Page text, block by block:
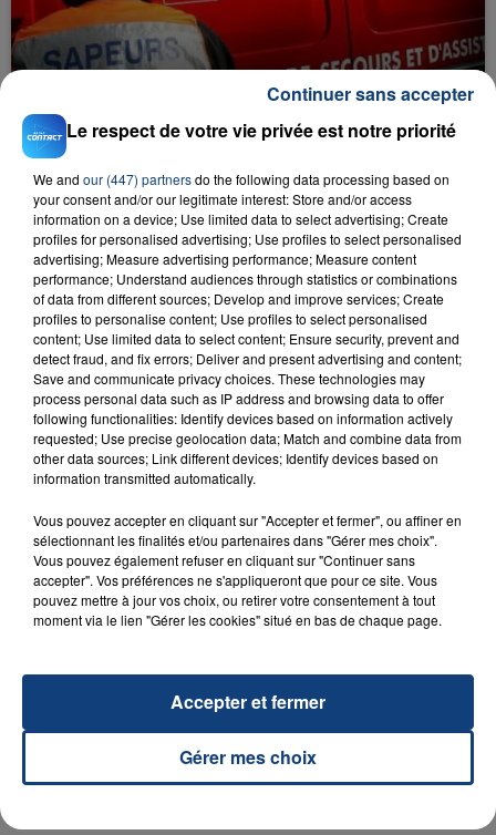
23 juillet 2026
INCENDIE MORTEL À LENS : UNE FEMME ET
SON BÉBÉ ENTRE LA VIE ET LA...
Un homme s'est immolé par le feu après avoir
aspergé sa compagne et leur bébé de trois mois
d'un liquide inflammable.
20 juillet 2026
UNE ADOLESCENTE DEVANT SE FAIRE
OPÉRER DE LA CHEVILLE RESSORT DE LA...
La famille a porté plainte contre la clinique qui a
reconnu sa responsabilité et présenté ses
excuses.
22h25
22h25 22h21
22h21
Le respect de votre vie privée est notre priorité
We and our (447) partnersdo the following data processing based on
your consent and/or our legitimate interest: Store and/or access
information on a device; Use limited data to select advertising; Create
profiles for personalised advertising; Use profiles to select personalised
advertising; Measure advertising performance; Measure content
performance; Understand audiences through statistics or combinations
of data from different sources; Develop and improve services; Create
profiles to personalise content; Use profiles to select personalised
content; Use limited data to select content; Ensure security, prevent and
detect fraud, and fix errors; Deliver and present advertising and content;
Save and communicate privacy choices. These technologies may
process personal data such as IP address and browsing data to offer
following functionalities: Identify devices based on information actively
requested; Use precise geolocation data; Match and combine data from
other data sources; Link different devices; Identify devices based on
information transmitted automatically.
Vous pouvez accepter en cliquant sur "Accepter et fermer", ou affiner en
sélectionnant les finalités et/ou partenaires dans "Gérer mes choix".
Vous pouvez également refuser en cliquant sur "Continuer sans
accepter". Vos préférences ne s'appliqueront que pour ce site. Vous
pouvez mettre à jour vos choix, ou retirer votre consentement à tout
moment via le lien "Gérer les cookies" situé en bas de chaque page.
Gérer mes choix
Accepter et fermer
Continuer sans accepter